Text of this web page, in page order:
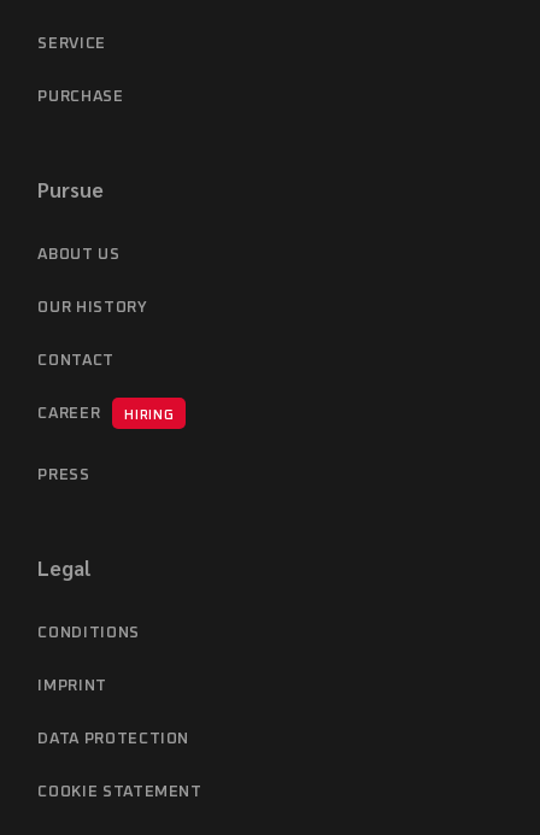
SERVICE
PURCHASE
Pursue
ABOUT US
OUR HISTORY
CONTACT
CAREER HIRING
PRESS
Legal
CONDITIONS
IMPRINT
DATA PROTECTION
COOKIE STATEMENT